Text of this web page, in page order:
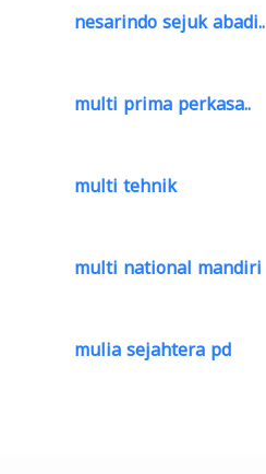
nesarindo sejuk abadi..
multi prima perkasa..
multi tehnik
multi national mandiri
mulia sejahtera pd